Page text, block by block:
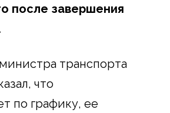
после завершения
транспорта
что
по графику, ее